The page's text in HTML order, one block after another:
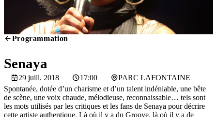
Programmation
Senaya
29 juill. 2018 17:00
PARC LAFONTAINE
Spontanée, dotée d’un charisme et d’un talent indéniable, une bête
de scène, une voix chaude, mélodieuse, reconnaissable… tels sont
les mots utilisés par les critiques et les fans de Senaya pour décrire
cette artiste authentique. Là où il y a du Groove, là où il y a de